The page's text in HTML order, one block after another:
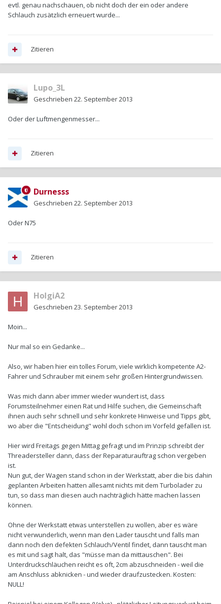
evtl. genau nachschauen, ob nicht doch der ein oder andere
Schlauch zusätzlich erneuert wurde...
Zitieren
Lupo_3L
Geschrieben 22. September 2013
Oder der Luftmengenmesser...
Zitieren
Durnesss
Geschrieben 22. September 2013
Oder N75
Zitieren
HolgiA2
Geschrieben 23. September 2013
Moin...
Nur mal so ein Gedanke...
Also, wir haben hier ein tolles Forum, viele wirklich kompetente A2-
Fahrer und Schrauber mit einem sehr großen Hintergrundwissen.
Was mich dann aber immer wieder wundert ist, dass
Forumsteilnehmer einen Rat und Hilfe suchen, die Gemeinschaft
ihnen auch sehr schnell und sehr konkrete Hinweise und Tipps gibt,
wo aber die "Entscheidung" wohl doch schon im Vorfeld gefallen ist.
Hier wird Freitags gegen Mittag gefragt und im Prinzip schreibt der
Threadersteller dann, dass der Reparaturauftrag schon vergeben
ist.
Nun gut, der Wagen stand schon in der Werkstatt, aber die bis dahin
geplanten Arbeiten hatten allesamt nichts mit dem Turbolader zu
tun, so dass man diesen auch nachträglich hätte machen lassen
können.
Ohne der Werkstatt etwas unterstellen zu wollen, aber es wäre
nicht verwunderlich, wenn man den Lader tauscht und falls man
dann noch den defekten Schlauch/Ventil findet, dann tauscht man
es mit und sagt halt, das "müsse man da mittauschen". Bei
Unterdruckschläuchen reicht es oft, 2cm abzuschneiden - weil die
am Anschluss abknicken - und wieder draufzustecken. Kosten:
NULL!